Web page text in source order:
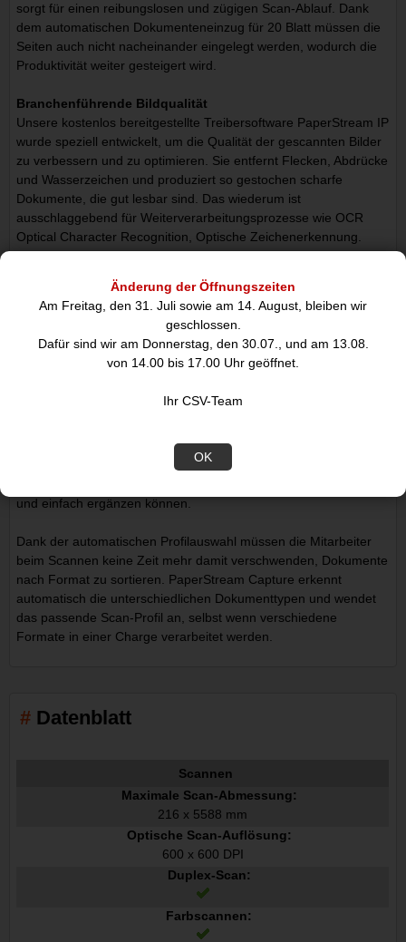
Änderung der Öffnungszeiten
Am Freitag, den 31. Juli sowie am 14. August, bleiben wir
geschlossen.
Dafür sind wir am Donnerstag, den 30.07., und am 13.08.
von 14.00 bis 17.00 Uhr geöffnet.
Ihr CSV-Team
OK
sorgt für einen reibungslosen und zügigen Scan-Ablauf. Dank
dem automatischen Dokumenteneinzug für 20 Blatt müssen die
Seiten auch nicht nacheinander eingelegt werden, wodurch die
Produktivität weiter gesteigert wird.
Branchenführende Bildqualität
Unsere kostenlos bereitgestellte Treibersoftware PaperStream IP
wurde speziell entwickelt, um die Qualität der gescannten Bilder
zu verbessern und zu optimieren. Sie entfernt Flecken, Abdrücke
und Wasserzeichen und produziert so gestochen scharfe
Dokumente, die gut lesbar sind. Das wiederum ist
ausschlaggebend für Weiterverarbeitungsprozesse wie OCR
Optical Character Recognition, Optische Zeichenerkennung.
Darüber hinaus kann Text in weisse Zeichen auf schwarzem
Software-Automatisierung
Unsere Workflow-Software PaperStream Capture ebenfalls
kostenlos enthalten verwendet Patch und Barcodes zur
Dokumenten sowie zur Extraktion von Informationen für die
z. B. aus maschinenlesbaren Bereichen eines Reisepasses
können automatisch in Ihre bestehenden Systeme und
und einfach ergänzen können.
Dank der automatischen Profilauswahl müssen die Mitarbeiter
beim Scannen keine Zeit mehr damit verschwenden, Dokumente
nach Format zu sortieren. PaperStream Capture erkennt
automatisch die unterschiedlichen Dokumenttypen und wendet
das passende Scan-Profil an, selbst wenn verschiedene
Formate in einer Charge verarbeitet werden.
Datenblatt
Scannen
Maximale Scan-Abmessung:
216 x 5588 mm
Optische Scan-Auflösung:
600 x 600 DPI
Duplex-Scan:
Farbscannen: